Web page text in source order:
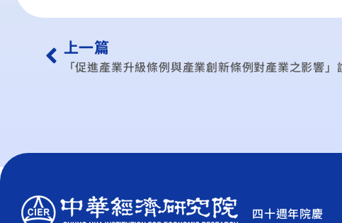
上一篇
「促進產業升級條例與產業創新條例對產業之影響」
四十週年院慶